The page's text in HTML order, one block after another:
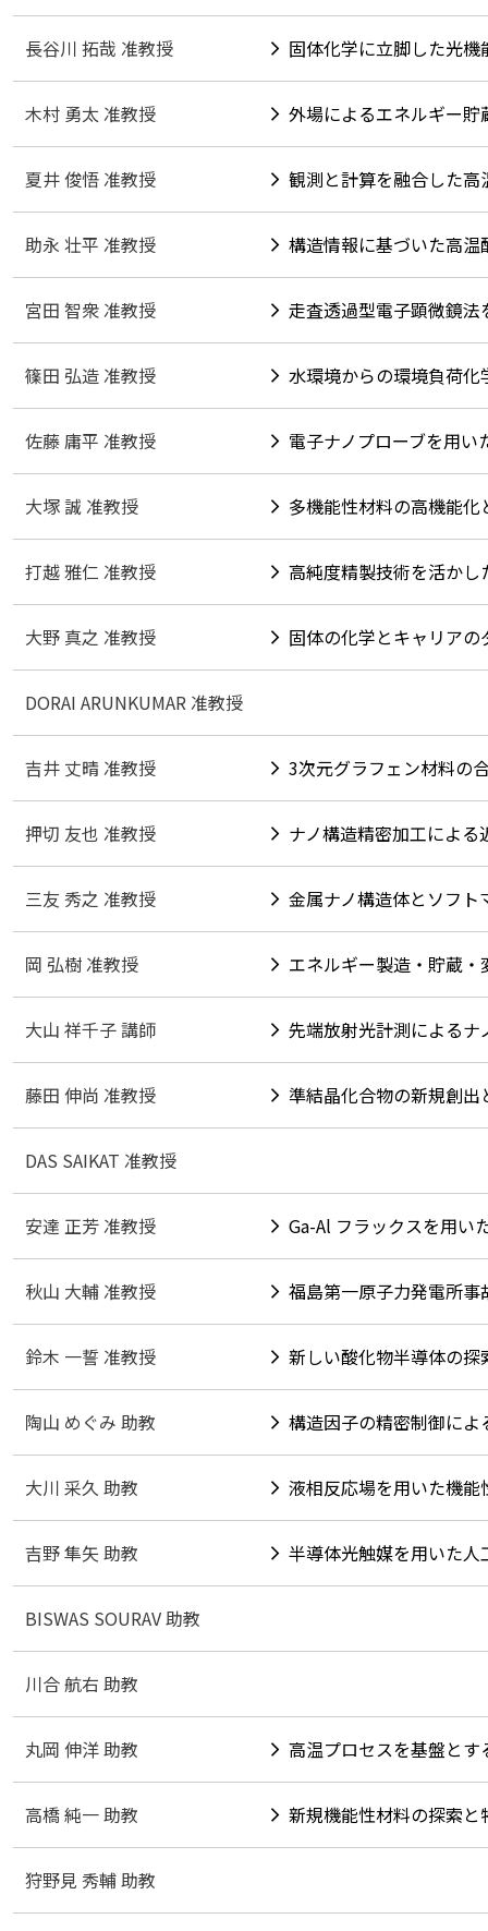
長谷川 拓哉 准教授 固体化学に立脚した光
木村 勇太 准教授 外場によるエネルギー
夏井 俊悟 准教授 観測と計算を融合した
助永 壮平 准教授 構造情報に基づいた高
宮田 智衆 准教授 走査透過型電子顕微鏡
篠田 弘造 准教授 水環境からの環境負荷
佐藤 庸平 准教授 電子ナノプローブを用
大塚 誠 准教授 多機能性材料の高機能
打越 雅仁 准教授 高純度精製技術を活か
大野 真之 准教授 固体の化学とキャリア
DORAI ARUNKUMAR 准教授
吉井 丈晴 准教授 3次元グラフェン材料の
押切 友也 准教授 ナノ構造精密加工によ
三友 秀之 准教授 金属ナノ構造体とソフ
岡 弘樹 准教授 エネルギー製造・貯蔵
大山 祥千子 講師 先端放射光計測による
藤田 伸尚 准教授 準結晶化合物の新規創
DAS SAIKAT 准教授
安達 正芳 准教授 Ga-Al フラックスを用い
秋山 大輔 准教授 福島第一原子力発電所
鈴木 一誓 准教授 新しい酸化物半導体の探
陶山 めぐみ 助教 構造因子の精密制御に
大川 采久 助教 液相反応場を用いた機
吉野 隼矢 助教 半導体光触媒を用いた
BISWAS SOURAV 助教
川合 航右 助教
丸岡 伸洋 助教 高温プロセスを基盤と
高橋 純一 助教 新規機能性材料の探索と
狩野見 秀輔 助教